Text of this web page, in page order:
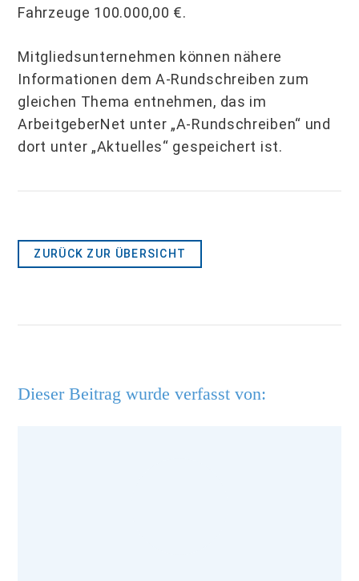
Fahrzeuge 100.000,00 €.
Mitgliedsunternehmen können nähere
Informationen dem A-Rundschreiben zum
gleichen Thema entnehmen, das im
ArbeitgeberNet unter „A-Rundschreiben“ und
dort unter „Aktuelles“ gespeichert ist.
ZURÜCK ZUR ÜBERSICHT
Dieser Beitrag wurde verfasst von: